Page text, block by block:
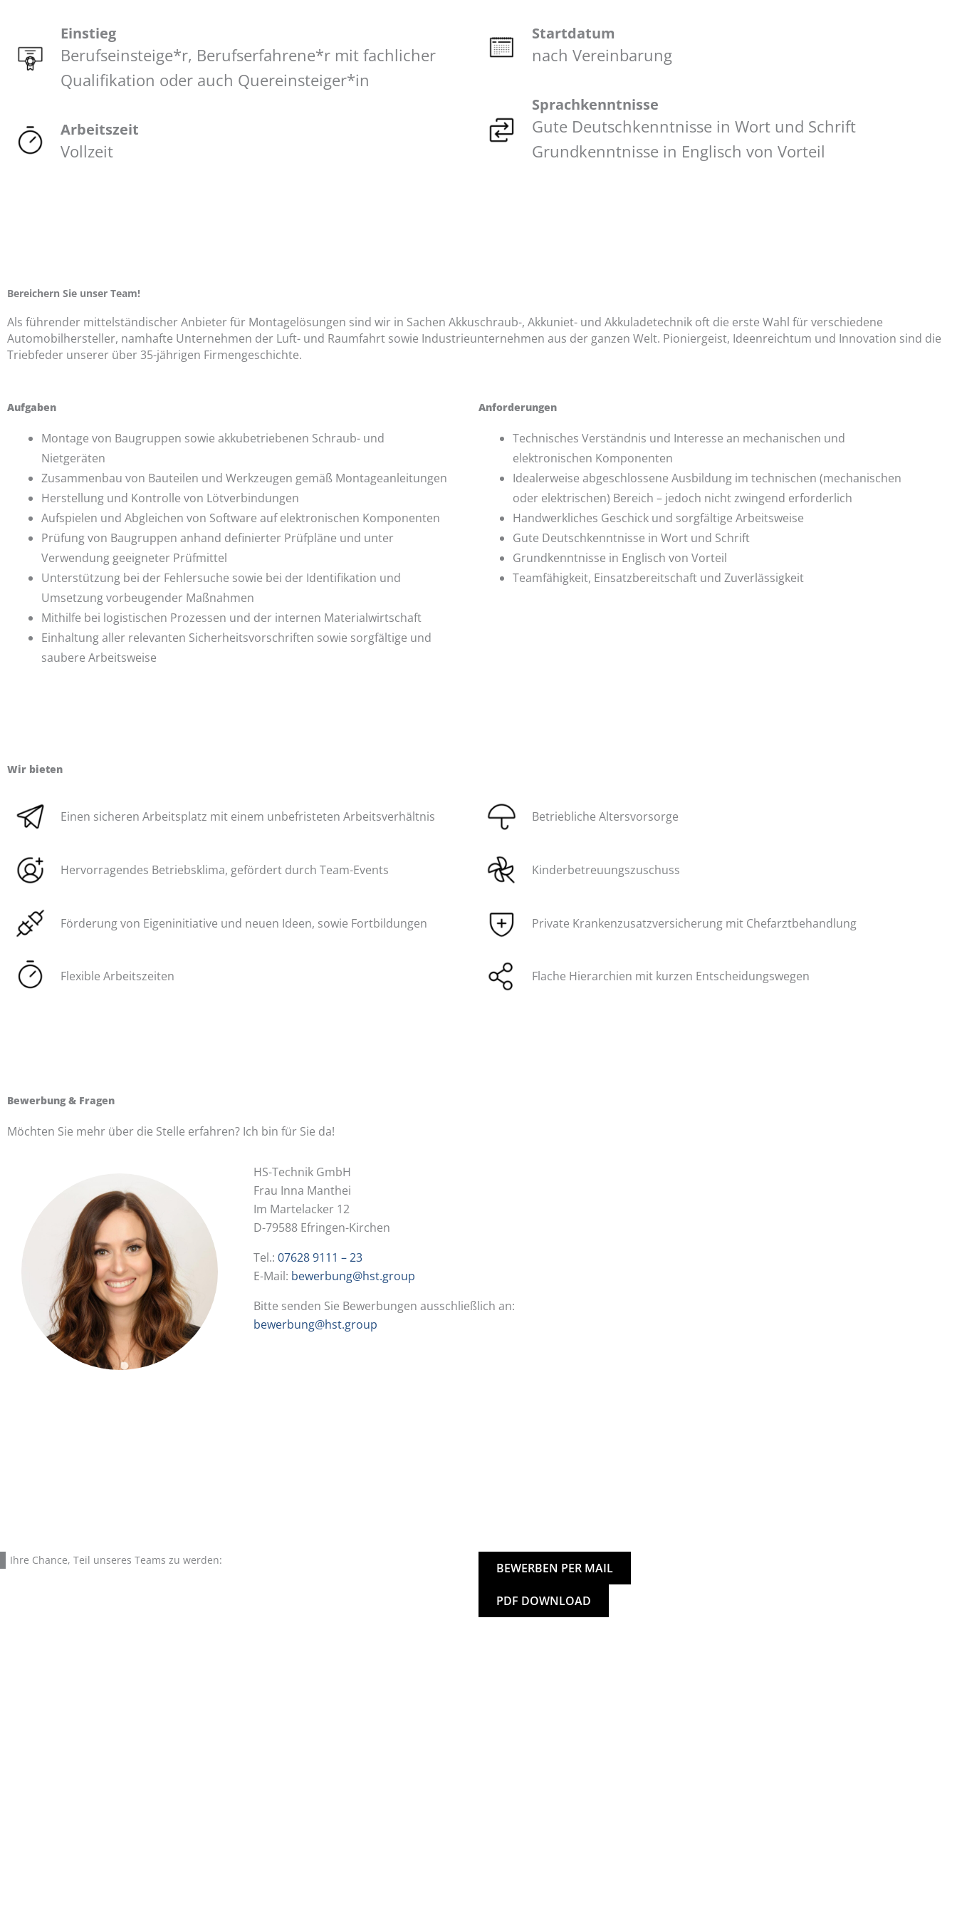
Einstieg
Berufseinsteige*r, Berufserfahrene*r mit fachlicher
Qualifikation oder auch Quereinsteiger*in
Arbeitszeit
Vollzeit
Startdatum
nach Vereinbarung
Sprachkenntnisse
Gute Deutschkenntnisse in Wort und Schrift
Grundkenntnisse in Englisch von Vorteil
Bereichern Sie unser Team!
Als führender mittelständischer Anbieter für Montagelösungen sind wir in Sachen Akkuschraub-, Akkuniet- und Akkuladetechnik oft die erste Wahl für verschiedene
Automobilhersteller, namhafte Unternehmen der Luft- und Raumfahrt sowie Industrieunternehmen aus der ganzen Welt. Pioniergeist, Ideenreichtum und Innovation sind die
Triebfeder unserer über 35-jährigen Firmengeschichte.
Aufgaben
Montage von Baugruppen sowie akkubetriebenen Schraub- und
Nietgeräten
Zusammenbau von Bauteilen und Werkzeugen gemäß Montageanleitungen
Herstellung und Kontrolle von Lötverbindungen
Aufspielen und Abgleichen von Software auf elektronischen Komponenten
Prüfung von Baugruppen anhand definierter Prüfpläne und unter
Verwendung geeigneter Prüfmittel
Unterstützung bei der Fehlersuche sowie bei der Identifikation und
Umsetzung vorbeugender Maßnahmen
Mithilfe bei logistischen Prozessen und der internen Materialwirtschaft
Einhaltung aller relevanten Sicherheitsvorschriften sowie sorgfältige und
saubere Arbeitsweise
Anforderungen
Technisches Verständnis und Interesse an mechanischen und
elektronischen Komponenten
Idealerweise abgeschlossene Ausbildung im technischen (mechanischen
oder elektrischen) Bereich – jedoch nicht zwingend erforderlich
Handwerkliches Geschick und sorgfältige Arbeitsweise
Gute Deutschkenntnisse in Wort und Schrift
Grundkenntnisse in Englisch von Vorteil
Teamfähigkeit, Einsatzbereitschaft und Zuverlässigkeit
Wir bieten
Einen sicheren Arbeitsplatz mit einem unbefristeten Arbeitsverhältnis
Hervorragendes Betriebsklima, gefördert durch Team-Events
Förderung von Eigeninitiative und neuen Ideen, sowie Fortbildungen
Flexible Arbeitszeiten
Betriebliche Altersvorsorge
Kinderbetreuungszuschuss
Private Krankenzusatzversicherung mit Chefarztbehandlung
Flache Hierarchien mit kurzen Entscheidungswegen
Bewerbung & Fragen
Möchten Sie mehr über die Stelle erfahren? Ich bin für Sie da!
HS-Technik GmbH
Frau Inna Manthei
Im Martelacker 12
D-79588 Efringen-Kirchen
Tel.: 07628 9111 – 23
E-Mail: bewerbung@hst.group
Bitte senden Sie Bewerbungen ausschließlich an:
bewerbung@hst.group
Ihre Chance, Teil unseres Teams zu werden:
BEWERBEN PER MAIL
PDF DOWNLOAD